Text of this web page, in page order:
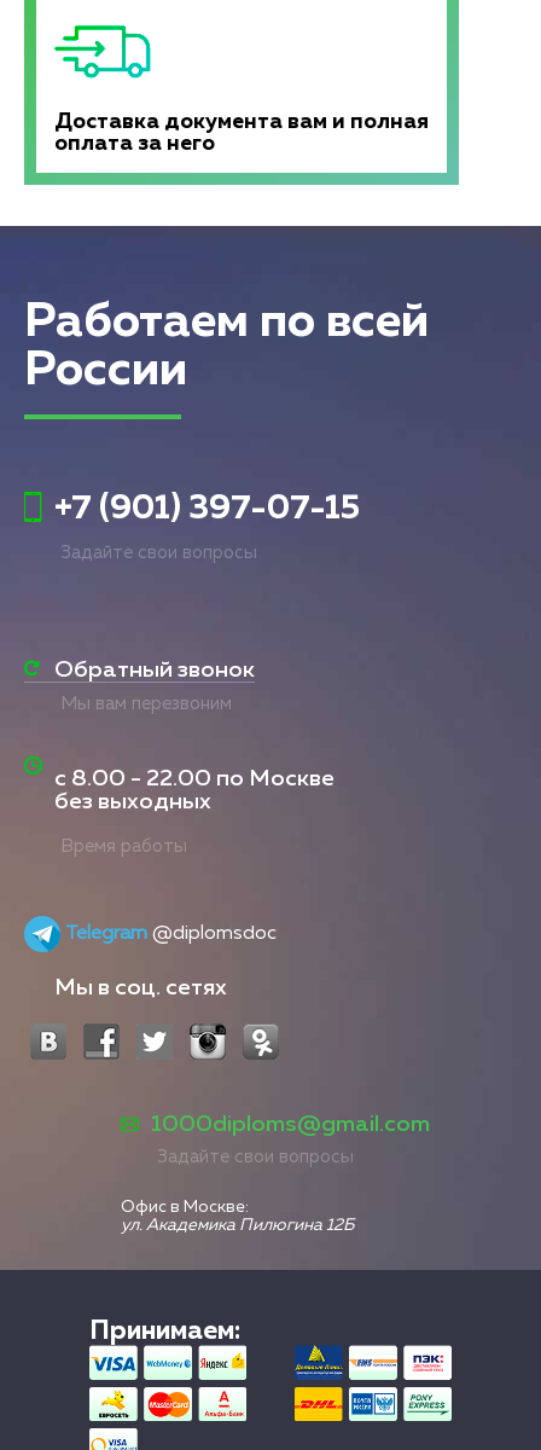
Доставка документа вам и полная
оплата за него
Работаем по всей
России
+7 (901) 397-07-15
Задайте свои вопросы
Обратный звонок
Мы вам перезвоним
с 8.00 - 22.00 по Москве
без выходных
Время работы
Telegram @diplomsdoc
Мы в соц. сетях
1000diploms@gmail.com
Задайте свои вопросы
Офис в Москве:
ул. Академика Пилюгина 12Б
Принимаем: